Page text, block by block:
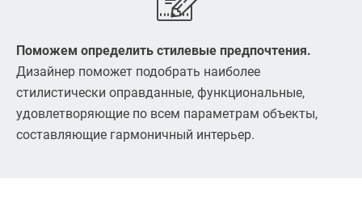
Поможем определить стилевые предпочтения.
Дизайнер поможет подобрать наиболее
стилистически оправданные, функциональные,
удовлетворяющие по всем параметрам объекты,
составляющие гармоничный интерьер.